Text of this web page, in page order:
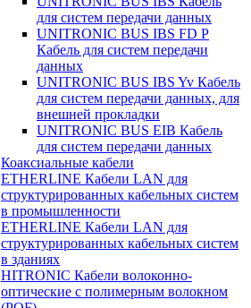
для систем передачи данных
UNITRONIC BUS IBS FD P
Кабель для систем передачи
данных
UNITRONIC BUS IBS Yv Кабель
для систем передачи данных, для
внешней прокладки
UNITRONIC BUS EIB Кабель
для систем передачи данных
Коаксиальные кабели
ETHERLINE Кабели LAN для
структурированных кабельных систем
в промышленности
ETHERLINE Кабели LAN для
структурированных кабельных систем
в зданиях
HITRONIC Кабели волоконно-
оптические с полимерным волокном